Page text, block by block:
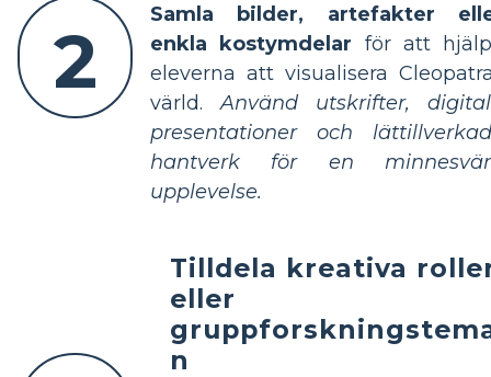
2
Samla bilder, artefakter
enkla kostymdelar för att
eleverna att visualisera
värld.Använd utskrifter,
presentationer och
hantverk för en
upplevelse.
Tilldela kreativa
eller
n